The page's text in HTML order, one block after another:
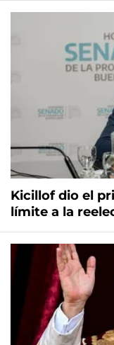
Kicillof dio el
límite a la